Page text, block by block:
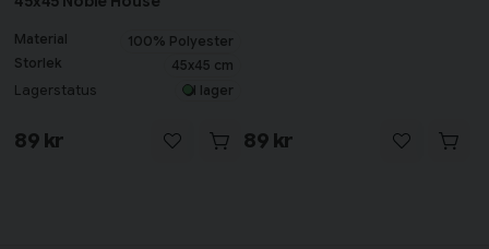
Material
100% Polyester
Storlek
45x45 cm
Lagerstatus I lager
89 kr 89 kr